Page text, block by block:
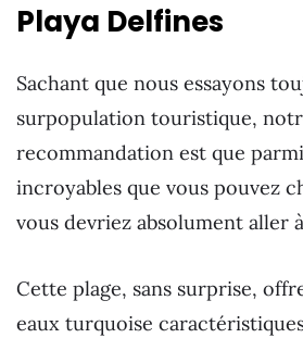
Playa Delfines
Sachant que nous essayons
surpopulation touristique,
recommandation est que
incroyables que vous pouvez
vous devriez absolument aller
Cette plage, sans surprise,
eaux turquoise